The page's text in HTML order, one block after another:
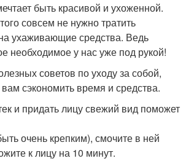
быть красивой и ухоженной.
совсем не нужно тратить
ухаживающие средства. Ведь
необходимое у нас уже под рукой!
советов по уходу за собой,
сэкономить время и средства.
и придать лицу свежий вид поможет
очень крепким), смочите в ней
к лицу на 10 минут.